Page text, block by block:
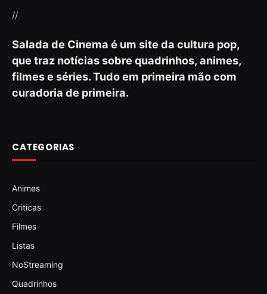
//
Salada de Cinema é um site da cultura pop,
que traz notícias sobre quadrinhos, animes,
filmes e séries. Tudo em primeira mão com
curadoria de primeira.
CATEGORIAS
Animes
Criticas
Filmes
Listas
NoStreaming
Quadrinhos